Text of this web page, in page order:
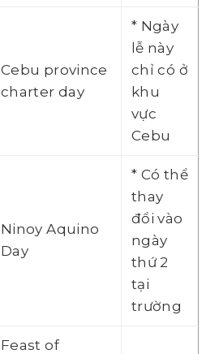
Cebu province
charter day
* Ngày
lễ này
chỉ có ở
khu
vực
Cebu
Ninoy Aquino
Day
* Có thể
thay
đổi vào
ngày
thứ 2
tại
trường
Feast of